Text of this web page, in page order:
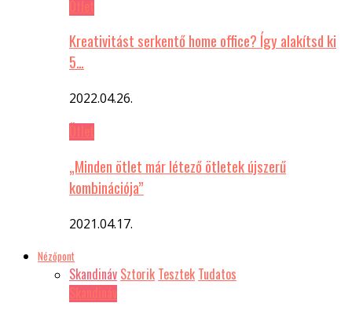
Kreativitást serkentő home office? Így alakítsd ki
5…
2022.04.26.
„Minden ötlet már létező ötletek újszerű
kombinációja”
2021.04.17.
Nézőpont
Skandináv Sztorik Tesztek Tudatos